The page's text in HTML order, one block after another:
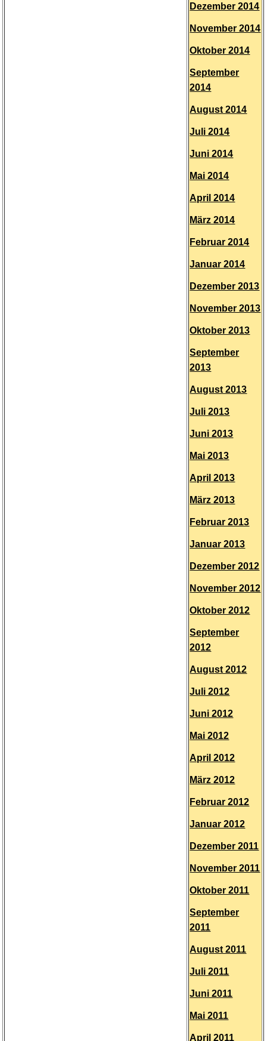
Dezember 2014
November 2014
Oktober 2014
September
2014
August 2014
Juli 2014
Juni 2014
Mai 2014
April 2014
März 2014
Februar 2014
Januar 2014
Dezember 2013
November 2013
Oktober 2013
September
2013
August 2013
Juli 2013
Juni 2013
Mai 2013
April 2013
März 2013
Februar 2013
Januar 2013
Dezember 2012
November 2012
Oktober 2012
September
2012
August 2012
Juli 2012
Juni 2012
Mai 2012
April 2012
März 2012
Februar 2012
Januar 2012
Dezember 2011
November 2011
Oktober 2011
September
2011
August 2011
Juli 2011
Juni 2011
Mai 2011
April 2011